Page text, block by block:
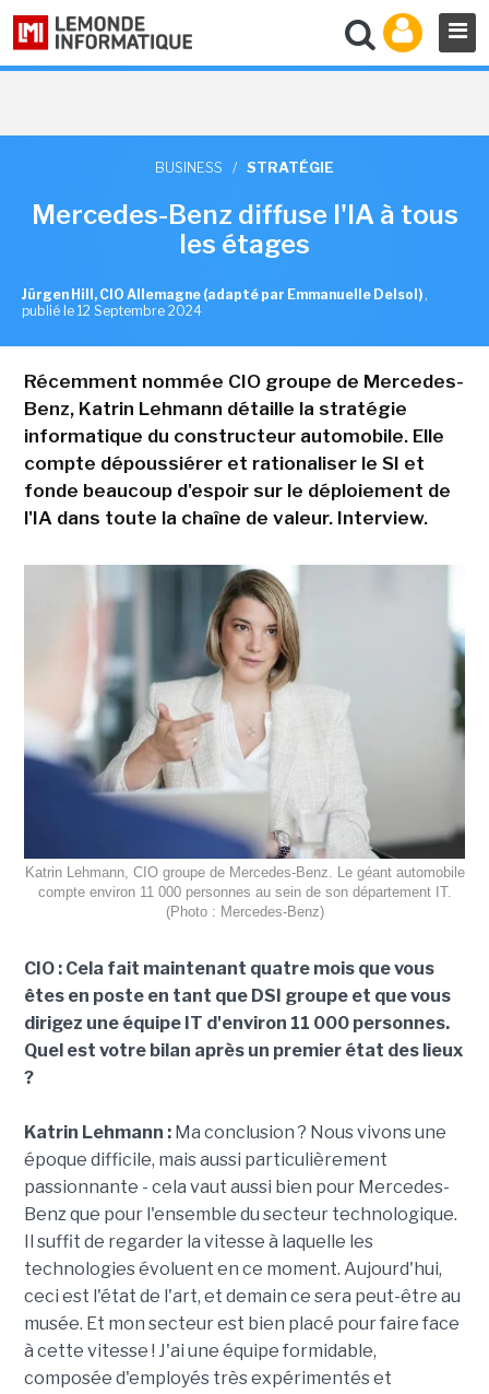
BUSINESS / STRATÉGIE
Mercedes-Benz diffuse l'IA à tous
les étages
Jürgen Hill, CIO Allemagne (adapté par Emmanuelle Delsol) ,
publié le 12 Septembre 2024
Récemment nommée CIO groupe de Mercedes-
Benz, Katrin Lehmann détaille la stratégie
informatique du constructeur automobile. Elle
compte dépoussiérer et rationaliser le SI et
fonde beaucoup d'espoir sur le déploiement de
l'IA dans toute la chaîne de valeur. Interview.
Katrin Lehmann, CIO groupe de Mercedes-Benz. Le géant automobile
compte environ 11 000 personnes au sein de son département IT.
(Photo : Mercedes-Benz)
CIO : Cela fait maintenant quatre mois que vous
êtes en poste en tant que DSI groupe et que vous
dirigez une équipe IT d'environ 11 000 personnes.
Quel est votre bilan après un premier état des lieux
?
Katrin Lehmann :Ma conclusion ? Nous vivons une
époque difficile, mais aussi particulièrement
passionnante - cela vaut aussi bien pour Mercedes-
Benz que pour l'ensemble du secteur technologique.
Il suffit de regarder la vitesse à laquelle les
technologies évoluent en ce moment. Aujourd'hui,
ceci est l'état de l'art, et demain ce sera peut-être au
musée. Et mon secteur est bien placé pour faire face
à cette vitesse ! J'ai une équipe formidable,
composée d'employés très expérimentés et